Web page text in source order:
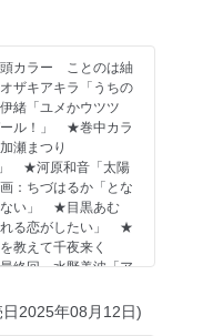
れない 原作 青山はる
カラー ことのは紬
ザキアキラ「うちの
緒「ユメかウツツ
ル！」 ★巻中カラ
瀬まつり
★河原和音「太陽
：ちづはるか「とな
ない」 ★目黒あむ
れる恋がしたい」 ★
教えて千夜来く
終回 水野美波「ア
眩しい星」アフレコ
］…三井さや、水名
2025年08月12日)